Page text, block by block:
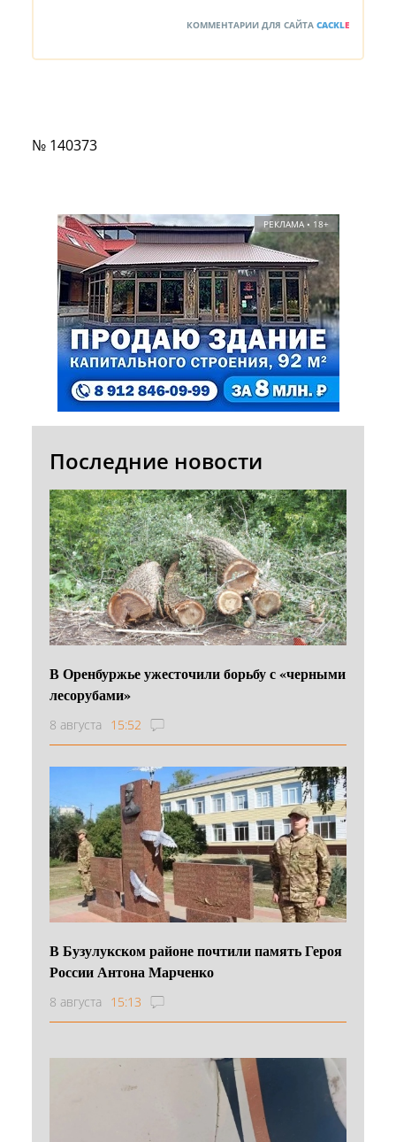
КОММЕНТАРИИ ДЛЯ САЙТА CACKLE
№ 140373
РЕКЛАМА • 18+
Последние новости
В Оренбуржье ужесточили борьбу с «черными
лесорубами»
8 августа 15:52
В Бузулукском районе почтили память Героя
России Антона Марченко
8 августа 15:13